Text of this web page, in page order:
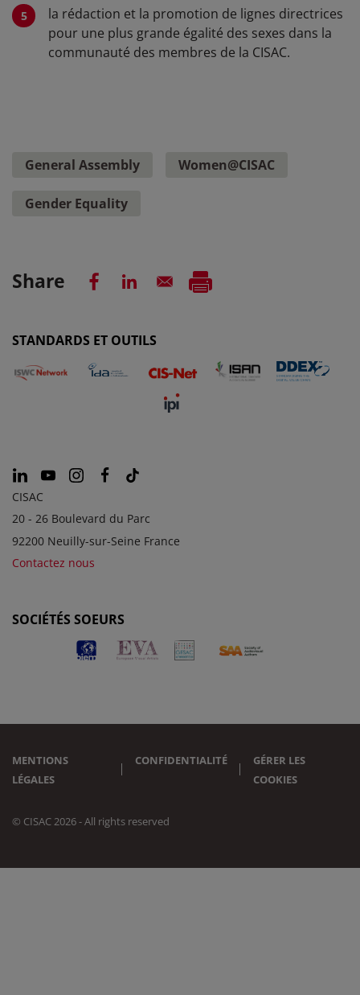
la rédaction et la promotion de lignes directrices
pour une plus grande égalité des sexes dans la
communauté des membres de la CISAC.
General Assembly Women@CISAC
Gender Equality
Share
STANDARDS ET OUTILS
CISAC
20 - 26 Boulevard du Parc
92200 Neuilly-sur-Seine France
Contactez nous
SOCIÉTÉS SOEURS
MENTIONS
LÉGALES
CONFIDENTIALITÉ
GÉRER LES
COOKIES
© CISAC 2026 - All rights reserved